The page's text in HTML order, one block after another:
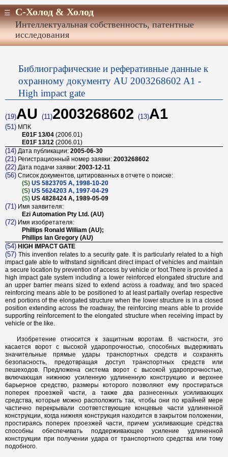
С-Холод & Холод
Интеллектуальная собственность, патентные
исследования
Библиографические и реферативные данные к
охранному документу AU 2003268602 A1 -
High impact gate
(19)AU (11)2003268602 (13)A1
(51) МПК
E01F 13/04 (2006.01)
E01F 13/12 (2006.01)
(14) Дата публикации: 2005-06-30
(21) Регистрационный номер заявки: 2003268602
(22) Дата подачи заявки: 2003-12-11
(56) Список документов, цитированных в отчете о поиске:
(S) US 5823705 A, 1998-10-20
(S) US 5624203 A, 1997-04-29
(S) US 4828424 A, 1989-05-09
(71) Имя заявителя:
Ezi Automation Pty Ltd. (AU)
(72) Имя изобретателя:
Phillips Ronald William (AU);
Phillips Ian Gregory (AU)
(54) HIGH IMPACT GATE
(57) This invention relates to a security gate. It is particularly related to a high
impact gate able to withstand significant direct impact of vehicles and maintain
a secure location by prevention of access by vehicle or foot.There is provided a
high impact gate system including a lower reinforced elongated structure and
an upper barrier means sized to extend across a roadway, and two spaced
reinforcing means able to be positioned to at least partially overlap respective
end portions of the elongated structure when the lower structure is in a closed
position extending across the roadway, the reinforcing means able to provide
supporting reinforcement to the elongated structure when receiving impact by
vehicle or the like.
Изобретение относится к защитным воротам. В частности, это
касается ворот с высокой ударопрочностью, способных выдерживать
значительные прямые удары транспортных средств и сохранять
безопасность, предотвращая доступ транспортных средств или
пешеходов. Предложена система ворот с высокой ударопрочностью,
включающая нижнюю усиленную удлиненную конструкцию и верхнее
барьерное средство, размеры которого позволяют ему простираться
поперек проезжей части, а также два разнесенных усиливающих
средства, которые можно расположить так, чтобы они по крайней мере
частично перекрывали соответствующие концевые части удлиненной
конструкции, когда нижняя конструкция находится в закрытом положении,
простираясь поперек проезжей части, причем усиливающие средства
способны обеспечивать поддерживающее усиление удлиненной
конструкции при получении удара от транспортного средства или тому
подобного.